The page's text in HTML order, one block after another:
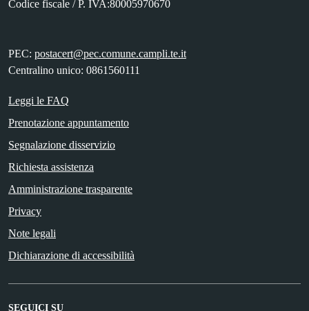
Codice fiscale / P. IVA:80005970670
PEC: postacert@pec.comune.campli.te.it
Centralino unico: 0861560111
Leggi le FAQ
Prenotazione appuntamento
Segnalazione disservizio
Richiesta assistenza
Amministrazione trasparente
Privacy
Note legali
Dichiarazione di accessibilità
SEGUICI SU